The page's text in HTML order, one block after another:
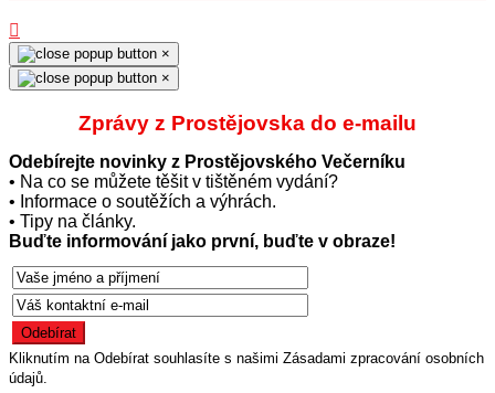
×
×
Zprávy z Prostějovska do e‑mailu
Odebírejte novinky z Prostějovského Večerníku
• Na co se můžete těšit v tištěném vydání?
• Informace o soutěžích a výhrách.
• Tipy na články.
Buďte informování jako první, buďte v obraze!
Kliknutím na Odebírat souhlasíte s našimi Zásadami zpracování osobních
údajů.